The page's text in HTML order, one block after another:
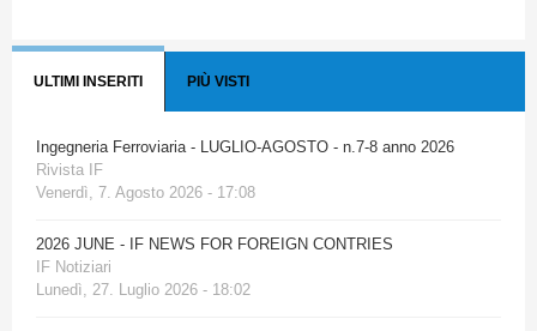
ULTIMI INSERITI PIÙ VISTI
Ingegneria Ferroviaria - LUGLIO-AGOSTO - n.7-8 anno 2026
Rivista IF
Venerdì, 7. Agosto 2026 - 17:08
2026 JUNE - IF NEWS FOR FOREIGN CONTRIES
IF Notiziari
Lunedì, 27. Luglio 2026 - 18:02